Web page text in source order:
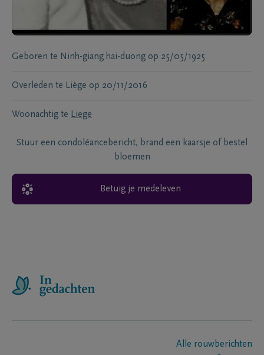
Geboren te Ninh-giang hai-duong op 25/05/1925
Overleden te Liège op 20/11/2016
Woonachtig te Liege
Stuur een condoléancebericht, brand een kaarsje of bestel
bloemen
Betuig je medeleven
Alle rouwberichten